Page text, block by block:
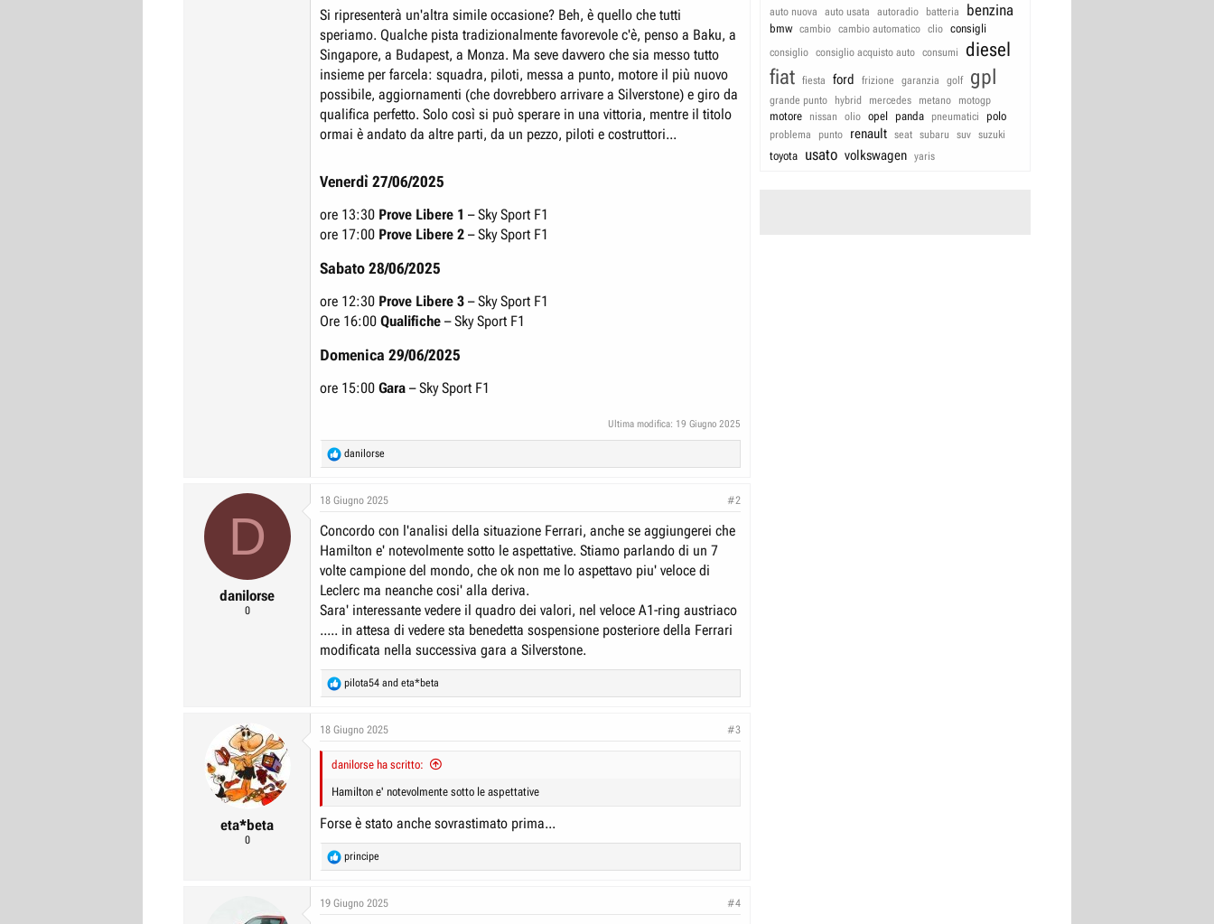
Si ripresenterà un'altra simile occasione? Beh, è quello che tutti
speriamo. Qualche pista tradizionalmente favorevole c'è, penso a Baku, a
Singapore, a Budapest, a Monza. Ma seve davvero che sia messo tutto
insieme per farcela: squadra, piloti, messa a punto, motore il più nuovo
possibile, aggiornamenti (che dovrebbero arrivare a Silverstone) e giro da
qualifica perfetto. Solo così si può sperare in una vittoria, mentre il titolo
ormai è andato da altre parti, da un pezzo, piloti e costruttori...
Venerdì 27/06/2025
ore 13:30 Prove Libere 1 – Sky Sport F1
ore 17:00 Prove Libere 2 – Sky Sport F1
Sabato 28/06/2025
ore 12:30 Prove Libere 3 – Sky Sport F1
Ore 16:00 Qualifiche – Sky Sport F1
Domenica 29/06/2025
ore 15:00 Gara – Sky Sport F1
Ultima modifica: 19 Giugno 2025
R
e
c
i
o
s
:
danilorse
D
danilorse
0
18 Giugno 2025 #2
Concordo con l'analisi della situazione Ferrari, anche se aggiungerei che
Hamilton e' notevolmente sotto le aspettative. Stiamo parlando di un 7
volte campione del mondo, che ok non me lo aspettavo piu' veloce di
Leclerc ma neanche cosi' alla deriva.
Sara' interessante vedere il quadro dei valori, nel veloce A1-ring austriaco
..... in attesa di vedere sta benedetta sospensione posteriore della Ferrari
modificata nella successiva gara a Silverstone.
R
e
c
n
:
pilota54 and eta*beta
eta*beta
0
18 Giugno 2025 #3
danilorse ha scritto:
Hamilton e' notevolmente sotto le aspettative
Forse è stato anche sovrastimato prima...
R
e
c
principe
19 Giugno 2025 #4
auto nuova auto usata autoradio batteria benzina
bmw cambio cambio automatico clio consigli
consiglio consiglio acquisto auto consumi diesel
fiat fiesta ford frizione garanzia golf gpl
grande punto hybrid mercedes metano motogp
motore nissan olio opel panda pneumatici polo
problema punto renault seat subaru suv suzuki
toyota usato volkswagen yaris